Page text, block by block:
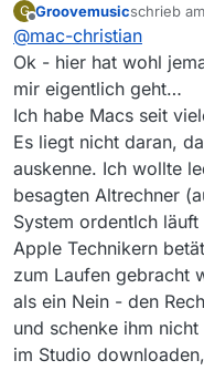
neueste
noch
ab
haben.
System
@
natürlich
Air
(ich
einem
G Groovemusicschrieb am
zuletzt
@mac-christian
Ok - hier hat wohl
mir eigentlich geht…
Ich habe Macs seit
Es liegt nicht daran,
auskenne. Ich wollte
besagten Altrechner
System ordentlch
Apple Technikern
zum Laufen gebracht
als ein Nein - den
und schenke ihm
im Studio